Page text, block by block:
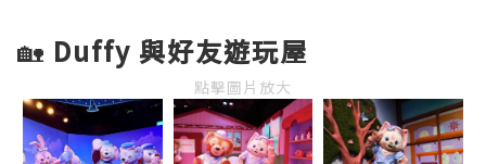
🏡 Duffy 與好友遊玩屋
點擊圖片放大